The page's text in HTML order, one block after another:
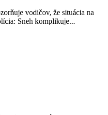
vodičov, že situácia na
Sneh komplikuje...